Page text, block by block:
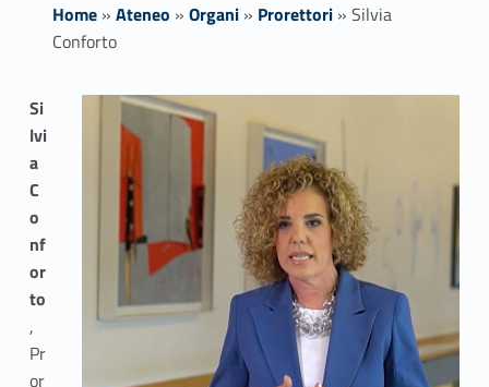
Home» Ateneo » Organi» Prorettori» Silvia
Conforto
S
i
l
v
i
a
Si
lvi
a
C
o
nf
or
to
,
Pr
or